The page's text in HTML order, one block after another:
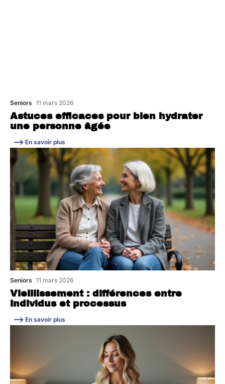
Astuces efficaces pour bien hydrater
une personne âgée
Seniors 11 mars 2026
En savoir plus
Vieillissement : différences entre
individus et processus
Seniors 11 mars 2026
En savoir plus